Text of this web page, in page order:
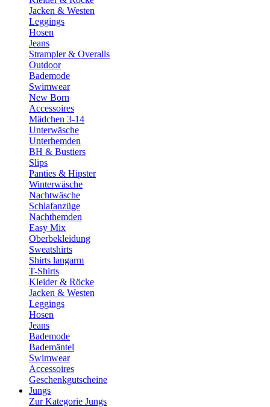
Jacken & Westen
Leggings
Hosen
Jeans
Strampler & Overalls
Outdoor
Bademode
Swimwear
New Born
Accessoires
Mädchen 3-14
Unterwäsche
Unterhemden
BH & Bustiers
Slips
Panties & Hipster
Winterwäsche
Nachtwäsche
Schlafanzüge
Nachthemden
Easy Mix
Oberbekleidung
Sweatshirts
Shirts langarm
T-Shirts
Kleider & Röcke
Jacken & Westen
Leggings
Hosen
Jeans
Bademode
Bademäntel
Swimwear
Accessoires
Geschenkgutscheine
Jungs
Zur Kategorie Jungs